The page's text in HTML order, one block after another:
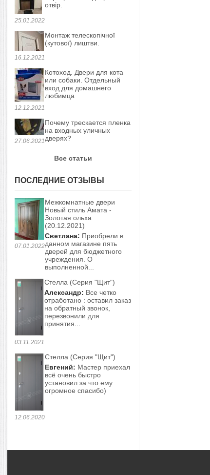
25.01.2022
отвір.
16.12.2021
Монтаж телескопічної
(кутової) лиштви.
12.12.2021
Котоход. Двери для кота
или собаки. Отдельный
вход для домашнего
любимца
27.06.2021
Почему трескается пленка
на входных уличных
дверях?
Все статьи
ПОСЛЕДНИЕ ОТЗЫВЫ
07.01.2022
Межкомнатные двери
Новый стиль Амата -
Золотая ольха
(20.12.2021)
Светлана: Приобрели в
данном магазине пять
дверей для бюджетного
учреждения. О
выполненной...
03.11.2021
Стелла (Серия "Щит")
Александр: Все четко
отработано : оставил заказ
на обратный звонок,
перезвонили для
принятия...
12.06.2020
Стелла (Серия "Щит")
Евгений: Мастер приехал
всё очень быстро
установил за что ему
огромное спасибо)